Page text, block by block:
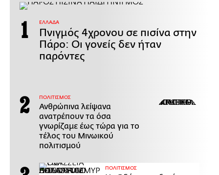
ΕΛΛΑΔΑ
Πνιγμός 4χρονου σε πισίνα στην
Πάρο: Οι γονείς δεν ήταν
παρόντες
ΠΟΛΙΤΙΣΜΟΣ
Ανθρώπινα λείψανα
ανατρέπουν τα όσα
γνωρίζαμε έως τώρα για το
τέλος του Μινωικού
πολιτισμού
ΠΟΛΙΤΙΣΜΟΣ